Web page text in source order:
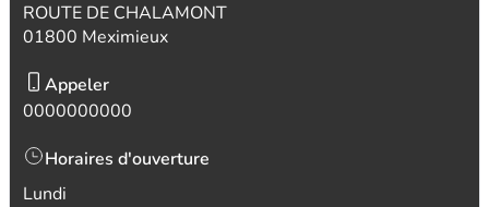
ROUTE DE CHALAMONT
01800 Meximieux
Appeler
0000000000
Horaires d'ouverture
Lundi